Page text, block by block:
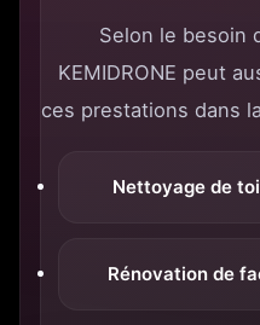
Selon le besoin
KEMIDRONE peut
ces prestations dans
Nettoyage de
Rénovation de